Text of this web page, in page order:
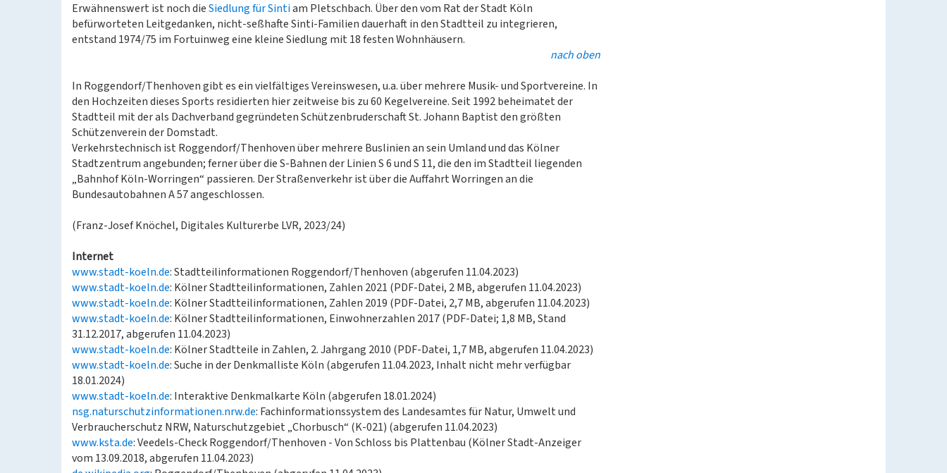
Erwähnenswert ist noch dieSiedlung für Sintiam Pletschbach. Über den vom Rat der Stadt Köln
befürworteten Leitgedanken, nicht-seßhafte Sinti-Familien dauerhaft in den Stadtteil zu integrieren,
entstand 1974/75 im Fortuinweg eine kleine Siedlung mit 18 festen Wohnhäusern.
nach oben
In Roggendorf/Thenhoven gibt es ein vielfältiges Vereinswesen, u.a. über mehrere Musik- und Sportvereine. In
den Hochzeiten dieses Sports residierten hier zeitweise bis zu 60 Kegelvereine. Seit 1992 beheimatet der
Stadtteil mit der als Dachverband gegründeten Schützenbruderschaft St. Johann Baptist den größten
Schützenverein der Domstadt.
Verkehrstechnisch ist Roggendorf/Thenhoven über mehrere Buslinien an sein Umland und das Kölner
Stadtzentrum angebunden; ferner über die S-Bahnen der Linien S 6 und S 11, die den im Stadtteil liegenden
„Bahnhof Köln-Worringen“ passieren. Der Straßenverkehr ist über die Auffahrt Worringen an die
Bundesautobahnen A 57 angeschlossen.
(Franz-Josef Knöchel, Digitales Kulturerbe LVR, 2023/24)
Internet
www.stadt-koeln.de: Stadtteilinformationen Roggendorf/Thenhoven (abgerufen 11.04.2023)
www.stadt-koeln.de: Kölner Stadtteilinformationen, Zahlen 2021 (PDF-Datei, 2 MB, abgerufen 11.04.2023)
www.stadt-koeln.de: Kölner Stadtteilinformationen, Zahlen 2019 (PDF-Datei, 2,7 MB, abgerufen 11.04.2023)
www.stadt-koeln.de: Kölner Stadtteilinformationen, Einwohnerzahlen 2017 (PDF-Datei; 1,8 MB, Stand
31.12.2017, abgerufen 11.04.2023)
www.stadt-koeln.de: Kölner Stadtteile in Zahlen, 2. Jahrgang 2010 (PDF-Datei, 1,7 MB, abgerufen 11.04.2023)
www.stadt-koeln.de: Suche in der Denkmalliste Köln (abgerufen 11.04.2023, Inhalt nicht mehr verfügbar
18.01.2024)
www.stadt-koeln.de: Interaktive Denkmalkarte Köln (abgerufen 18.01.2024)
nsg.naturschutzinformationen.nrw.de: Fachinformationssystem des Landesamtes für Natur, Umwelt und
Verbraucherschutz NRW, Naturschutzgebiet „Chorbusch“ (K-021) (abgerufen 11.04.2023)
www.ksta.de: Veedels-Check Roggendorf/Thenhoven - Von Schloss bis Plattenbau (Kölner Stadt-Anzeiger
vom 13.09.2018, abgerufen 11.04.2023)